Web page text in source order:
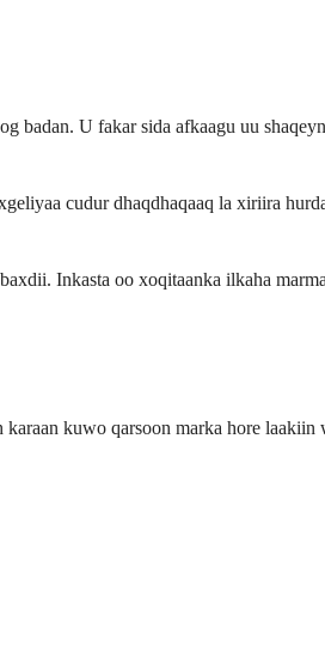
badan. U fakar sida afkaagu uu
cudur dhaqdhaqaaq la xiriira
Inkasta oo xoqitaanka ilkaha
kuwo qarsoon marka hore